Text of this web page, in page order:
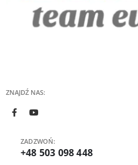
ZNAJDŹ NAS:
ZADZWOŃ:
+48 503 098 448